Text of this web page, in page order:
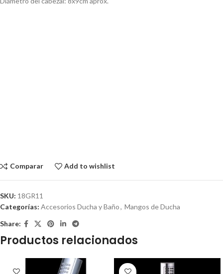
Comparar Add to wishlist
SKU: 18GR11
Categorías: Accesorios Ducha y Baño, Mangos de Ducha
Share:
Productos relacionados